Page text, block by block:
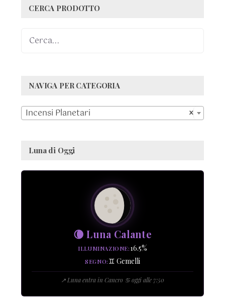
CERCA PRODOTTO
NAVIGA PER CATEGORIA
×
Incensi Planetari
Luna di Oggi
🌘 Luna Calante
ILLUMINAZIONE 16.5%
SEGNO ♊ Gemelli
↗ Luna entra in Cancro ♋ oggi alle 7:50